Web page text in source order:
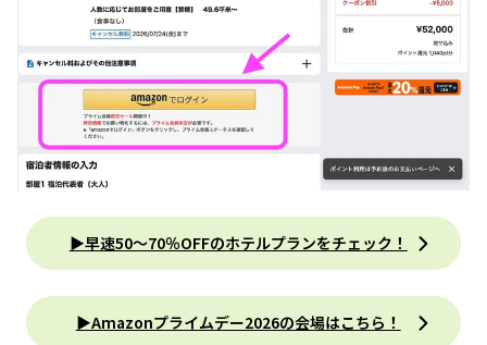
▶︎早速50〜70％OFFのホテルプランをチェック！
▶︎Amazonプライムデー2026の会場はこちら！